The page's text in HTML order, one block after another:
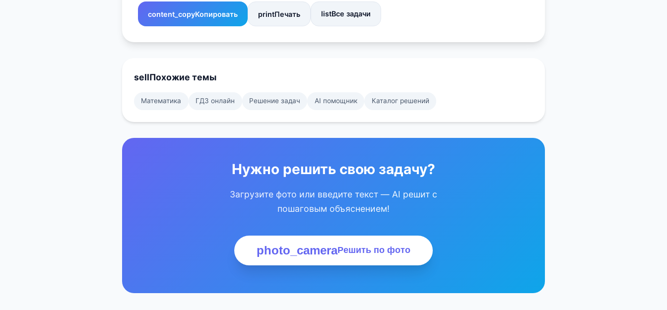
content_copyКопировать printПечать listВсе задачи
sellПохожие темы
Математика ГДЗ онлайн Решение задач AI помощник Каталог решений
Нужно решить свою задачу?
Загрузите фото или введите текст — AI решит с
пошаговым объяснением!
photo_cameraРешить по фото